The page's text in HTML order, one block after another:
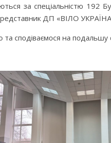
за спеціальністю
ДП «ВІЛО
сподіваємося на подальшу